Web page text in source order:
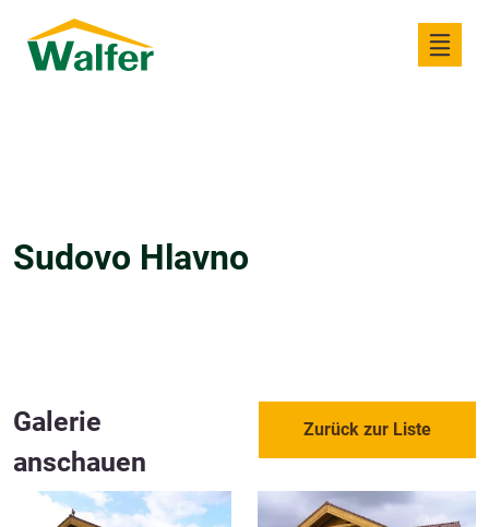
Sudovo Hlavno
Galerie
anschauen
Zurück zur Liste